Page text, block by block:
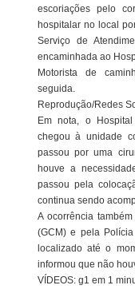
escoriações pelo
hospitalar no local
Serviço de
encaminhada ao
Motorista de
seguida.
Reprodução/Redes
Em nota, o
chegou à unidade
passou por uma
houve a
passou pela
continua sendo
A ocorrência
(GCM) e pela
localizado até o
informou que não
VÍDEOS: g1 em 1